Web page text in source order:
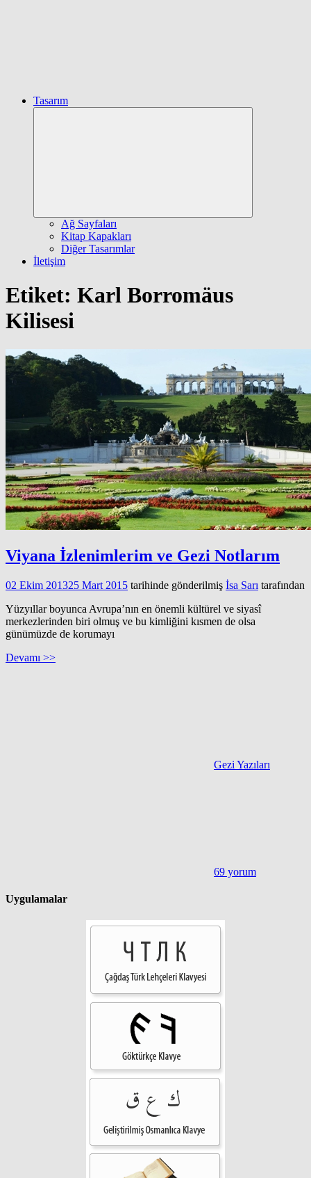
Tasarım
Ağ Sayfaları
Kitap Kapakları
Diğer Tasarımlar
İletişim
Etiket: Karl Borromäus
Kilisesi
Viyana İzlenimlerim ve Gezi Notlarım
02 Ekim 201325 Mart 2015 tarihinde gönderilmiş İsa Sarı tarafından
Yüzyıllar boyunca Avrupa’nın en önemli kültürel ve siyasî
merkezlerinden biri olmuş ve bu kimliğini kısmen de olsa
günümüzde de korumayı
Devamı >>
Gezi Yazıları
69 yorum
Uygulamalar